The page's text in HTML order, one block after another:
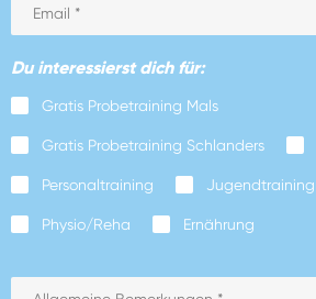
Du interessierst dich für:
Gratis Probetraining Mals
Gratis Probetraining Schlanders
Personaltraining Jugendtraining
Physio/Reha Ernährung